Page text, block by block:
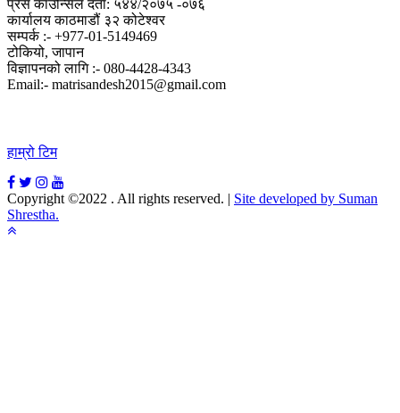
प्रेस काउन्सिल दर्ता: ५४४/२०७५ -०७६
कार्यालय काठमाडौं ३२ कोटेश्वर
सम्पर्क :- +977-01-5149469
टोकियो, जापान
विज्ञापनको लागि :- 080-4428-4343
Email:- matrisandesh2015@gmail.com
हाम्रो टिम
Copyright ©2022 . All rights reserved. | Site developed by Suman
Shrestha.